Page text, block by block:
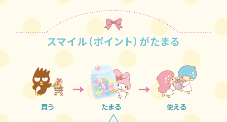
スマイル（ポイント）がたまる